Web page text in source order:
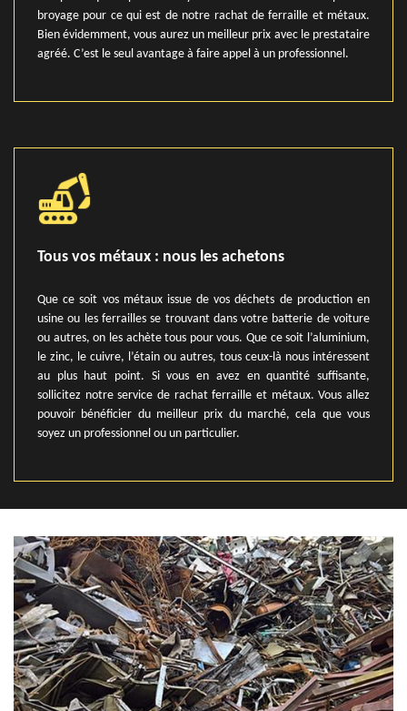
broyage pour ce qui est de notre rachat de ferraille et métaux.
Bien évidemment, vous aurez un meilleur prix avec le prestataire
agréé. C’est le seul avantage à faire appel à un professionnel.
Tous vos métaux : nous les achetons
Que ce soit vos métaux issue de vos déchets de production en
usine ou les ferrailles se trouvant dans votre batterie de voiture
ou autres, on les achète tous pour vous. Que ce soit l’aluminium,
le zinc, le cuivre, l’étain ou autres, tous ceux-là nous intéressent
au plus haut point. Si vous en avez en quantité suffisante,
sollicitez notre service de rachat ferraille et métaux. Vous allez
pouvoir bénéficier du meilleur prix du marché, cela que vous
soyez un professionnel ou un particulier.